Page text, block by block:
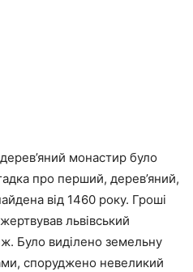
монастир було
про перший, дерев’яний,
від 1460 року. Гроші
львівський
Було виділено земельну
споруджено невеликий